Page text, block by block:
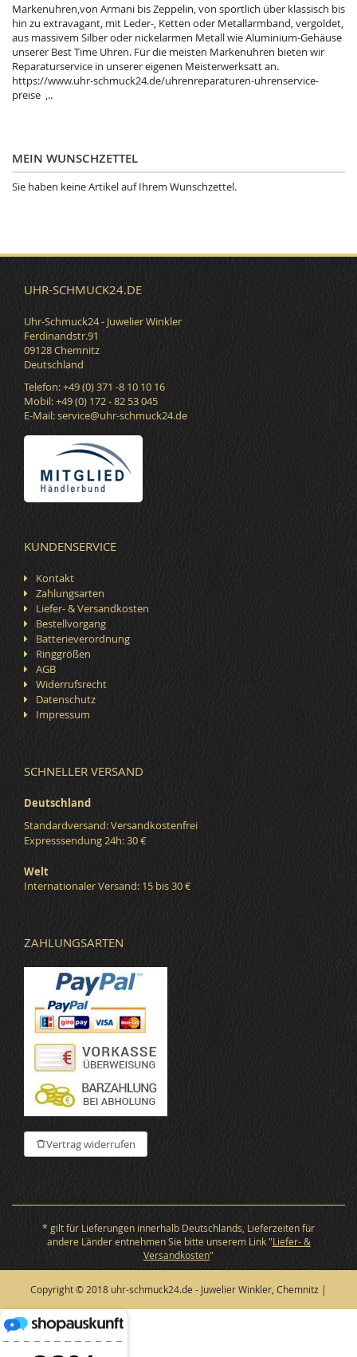
Markenuhren,von Armani bis Zeppelin, von sportlich über klassisch bis
hin zu extravagant, mit Leder-, Ketten oder Metallarmband, vergoldet,
aus massivem Silber oder nickelarmen Metall wie Aluminium-Gehäuse
unserer Best Time Uhren. Für die meisten Markenuhren bieten wir
Reparaturservice in unserer eigenen Meisterwerksatt an.
https://www.uhr-schmuck24.de/uhrenreparaturen-uhrenservice-
preise ,..
MEIN WUNSCHZETTEL
Sie haben keine Artikel auf Ihrem Wunschzettel.
UHR-SCHMUCK24.DE
Uhr-Schmuck24 - Juwelier Winkler
Ferdinandstr.91
09128 Chemnitz
Deutschland
Telefon: +49 (0) 371 -8 10 10 16
Mobil: +49 (0) 172 - 82 53 045
E-Mail:service@uhr-schmuck24.de
KUNDENSERVICE
Kontakt
Zahlungsarten
Liefer- & Versandkosten
Bestellvorgang
Batterieverordnung
Ringgrößen
AGB
Widerrufsrecht
Datenschutz
Impressum
SCHNELLER VERSAND
Deutschland
Standardversand: Versandkostenfrei
Expresssendung 24h: 30 €
Welt
Internationaler Versand: 15 bis 30 €
ZAHLUNGSARTEN
Vertrag widerrufen
* gilt für Lieferungen innerhalb Deutschlands, Lieferzeiten für
andere Länder entnehmen Sie bitte unserem Link "Liefer- &
Versandkosten"
Copyright © 2018 uhr-schmuck24.de - Juwelier Winkler, Chemnitz |